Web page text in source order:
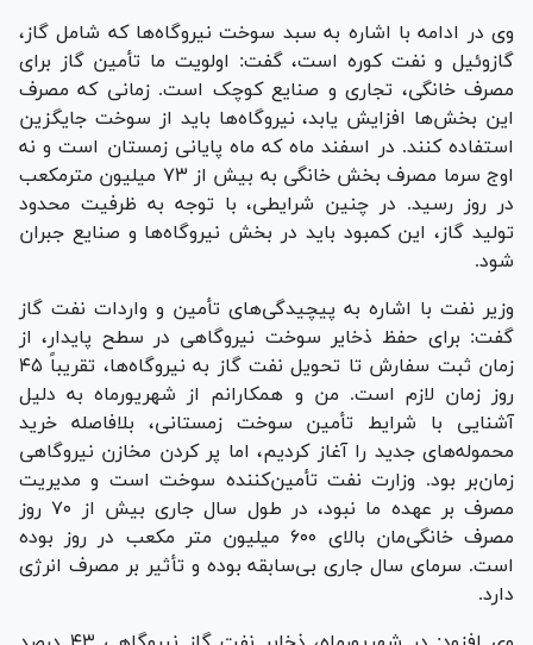
وی در ادامه با اشاره به سبد سوخت نیروگاه‌ها که شامل گاز،
گازوئیل و نفت کوره است، گفت: اولویت ما تأمین گاز برای
مصرف خانگی، تجاری و صنایع کوچک است. زمانی که مصرف
این بخش‌ها افزایش یابد، نیروگاه‌ها باید از سوخت جایگزین
استفاده کنند. در اسفند ماه که ماه پایانی زمستان است و نه
اوج سرما مصرف بخش خانگی به بیش از ۷۳ میلیون مترمکعب
در روز رسید. در چنین شرایطی، با توجه به ظرفیت محدود
تولید گاز، این کمبود باید در بخش نیروگاه‌ها و صنایع جبران
شود.
وزیر نفت با اشاره به پیچیدگی‌های تأمین و واردات نفت گاز
گفت: برای حفظ ذخایر سوخت نیروگاهی در سطح پایدار، از
زمان ثبت سفارش تا تحویل نفت گاز به نیروگاه‌ها، تقریباً ۴۵
روز زمان لازم است. من و همکارانم از شهریورماه به دلیل
آشنایی با شرایط تأمین سوخت زمستانی، بلافاصله خرید
محموله‌های جدید را آغاز کردیم، اما پر کردن مخازن نیروگاهی
زمان‌بر بود. وزارت نفت تأمین‌کننده سوخت است و مدیریت
مصرف بر عهده ما نبود، در طول سال جاری بیش از ۷۰ روز
مصرف خانگی‌مان بالای ۶۰۰ میلیون متر مکعب در روز بوده
است. سرمای سال جاری بی‌سابقه بوده و تأثیر بر مصرف انرژی
دارد.